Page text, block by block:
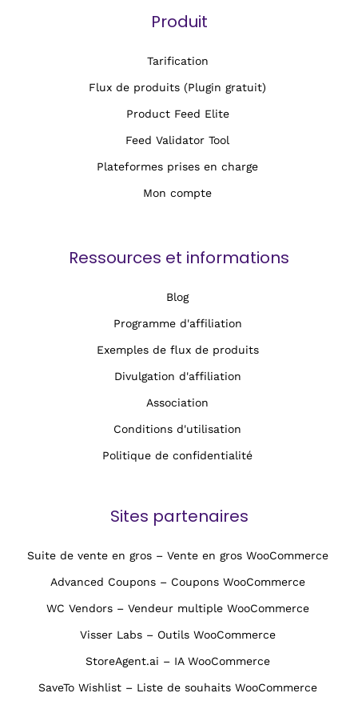
Produit
Tarification
Flux de produits (Plugin gratuit)
Product Feed Elite
Feed Validator Tool
Plateformes prises en charge
Mon compte
Ressources et informations
Blog
Programme d'affiliation
Exemples de flux de produits
Divulgation d'affiliation
Association
Conditions d'utilisation
Politique de confidentialité
Sites partenaires
Suite de vente en gros – Vente en gros WooCommerce
Advanced Coupons – Coupons WooCommerce
WC Vendors – Vendeur multiple WooCommerce
Visser Labs – Outils WooCommerce
StoreAgent.ai – IA WooCommerce
SaveTo Wishlist – Liste de souhaits WooCommerce